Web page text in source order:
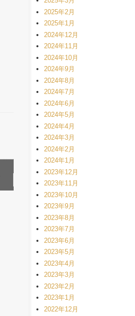
2025年2月
2025年1月
2024年12月
2024年11月
2024年10月
2024年9月
2024年8月
2024年7月
2024年6月
2024年5月
2024年4月
2024年3月
2024年2月
2024年1月
2023年12月
2023年11月
2023年10月
2023年9月
2023年8月
2023年7月
2023年6月
2023年5月
2023年4月
2023年3月
2023年2月
2023年1月
2022年12月